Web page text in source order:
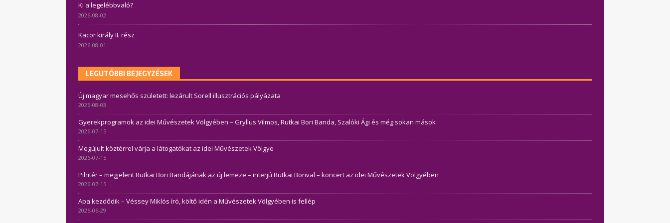
Ki a legelébbvaló?
2026-08-02
Kacor király II. rész
2026-08-01
LEGUTÓBBI BEJEGYZÉSEK
Új magyar mesehős született: lezárult Sorell illusztrációs pályázata
2026-08-03
Gyerekprogramok az idei Művészetek Völgyében – Gryllus Vilmos, Rutkai Bori Banda, Szalóki Ági és még sokan mások
2026-07-15
Megújult köztérrel várja a látogatókat az idei Művészetek Völgye
2026-07-15
Pihitér – megjelent Rutkai Bori Bandájának az új lemeze – interjú Rutkai Borival – koncert az idei Művészetek Völgyében
2026-07-15
Apa kezdődik – Véssey Miklós író, költő idén a Művészetek Völgyében is fellép
2026-06-29